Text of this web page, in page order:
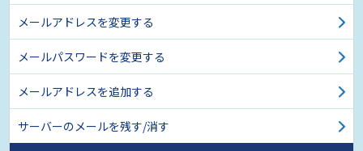
メールアドレスを変更する
メールパスワードを変更する
メールアドレスを追加する
サーバーのメールを残す/消す